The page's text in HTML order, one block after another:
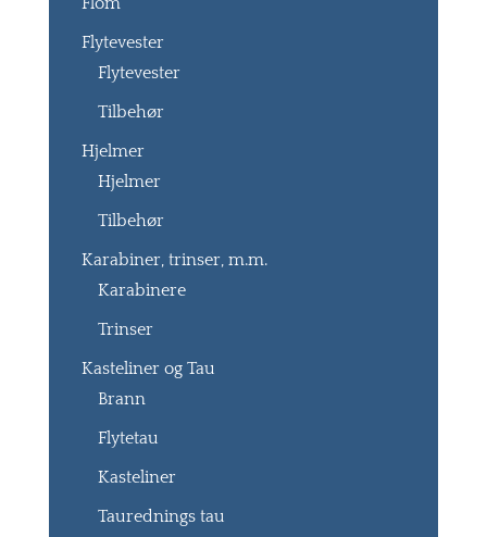
Flytevester
Flytevester
Tilbehør
Hjelmer
Hjelmer
Tilbehør
Karabiner, trinser, m.m.
Karabinere
Trinser
Kasteliner og Tau
Brann
Flytetau
Kasteliner
Taurednings tau